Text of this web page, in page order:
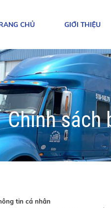
CHỦ GIỚI THIỆU
Chính sách
tin cá nhân